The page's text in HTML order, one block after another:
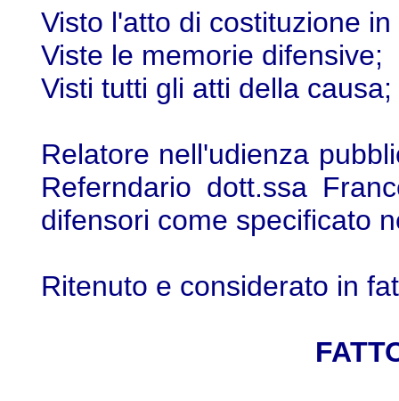
Visto l'atto di costituzione
Viste le memorie difensive;
Visti tutti gli atti della causa;
Relatore nell'udienza
Referndario dott.ssa
difensori come specificato
Ritenuto e considerato in